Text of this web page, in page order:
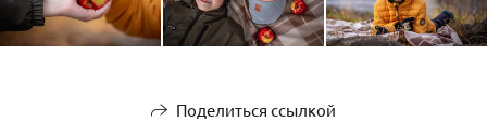
Поделиться ссылкой